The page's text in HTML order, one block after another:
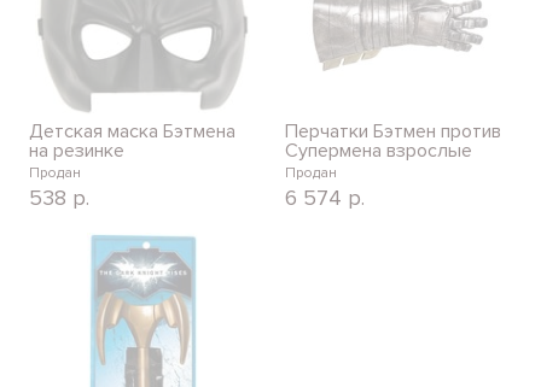
Детская маска Бэтмена
на резинке
Продан
538 р.
Перчатки Бэтмен против
Супермена взрослые
Продан
6 574 р.